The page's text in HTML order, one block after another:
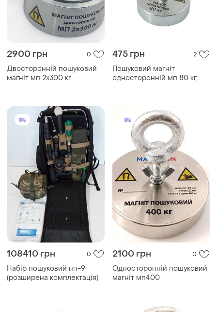
2900 грн 0
Двосторонній пошуковий
магніт мп 2х300 кг
475 грн 2
Пошуковий магніт
односторонній мп 80 кг,
108410 грн 0
Набір пошуковий нп-9
(розширена комплектація)
2100 грн 0
Односторонній пошуковий
магніт мп400